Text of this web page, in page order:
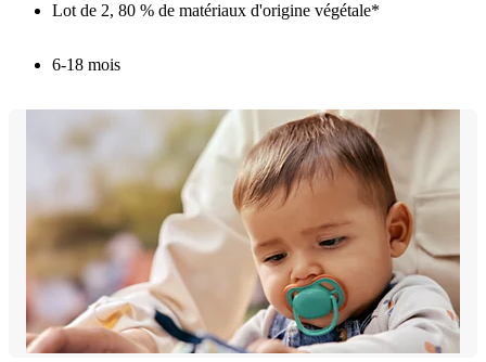
Lot de 2, 80 % de matériaux d'origine végétale*
6-18 mois